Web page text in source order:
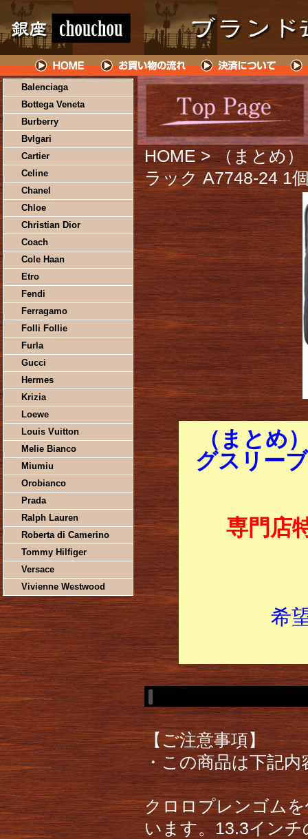
Balenciaga
Bottega Veneta
Burberry
Bvlgari
Cartier
Celine
Chanel
Chloe
Christian Dior
Coach
Cole Haan
Etro
Fendi
Ferragamo
Folli Follie
Furla
Gucci
Hermes
Krizia
Loewe
Louis Vuitton
Melie Bianco
Miumiu
Orobianco
Prada
Ralph Lauren
Roberta di Camerino
Tommy Hilfiger
Versace
Vivienne Westwood
HOME > （まとめ
ラック A7748-24 1
（まとめ
グスリー
専門店
希
【ご注意事項】
・この商品は下記
クロロプレンゴム
います。13.3イン